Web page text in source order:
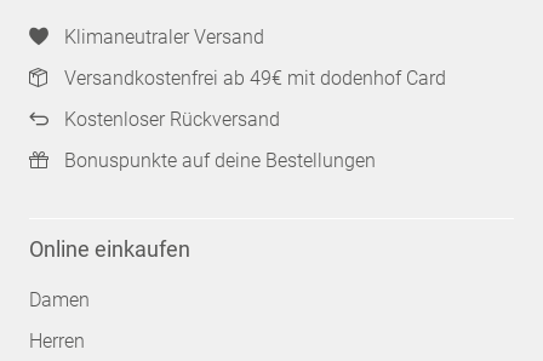
Klimaneutraler Versand
Versandkostenfrei ab 49€ mit dodenhof Card
Kostenloser Rückversand
Bonuspunkte auf deine Bestellungen
Online einkaufen
Damen
Herren